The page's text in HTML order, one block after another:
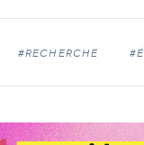
#RECHERCHE